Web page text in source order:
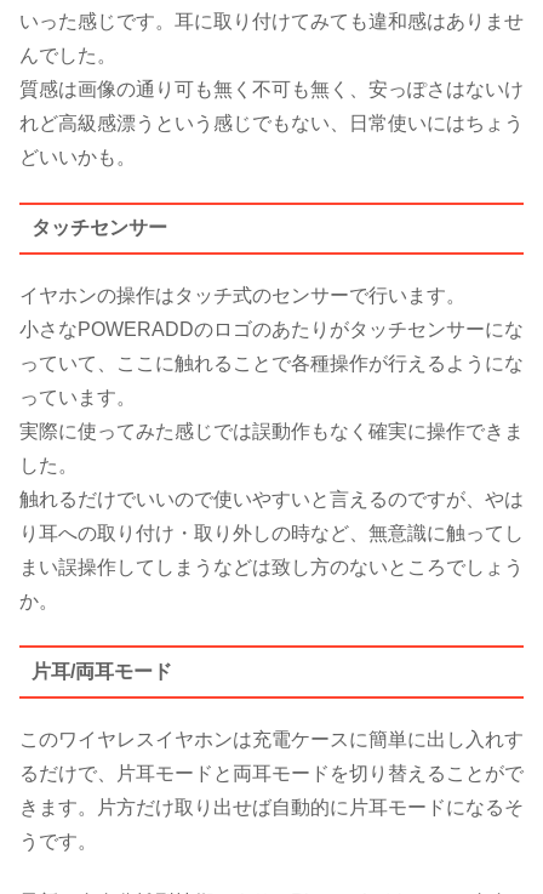
いった感じです。耳に取り付けてみても違和感はありませ
んでした。
質感は画像の通り可も無く不可も無く、安っぽさはないけ
れど高級感漂うという感じでもない、日常使いにはちょう
どいいかも。
タッチセンサー
イヤホンの操作はタッチ式のセンサーで行います。
小さなPOWERADDのロゴのあたりがタッチセンサーにな
っていて、ここに触れることで各種操作が行えるようにな
っています。
実際に使ってみた感じでは誤動作もなく確実に操作できま
した。
触れるだけでいいので使いやすいと言えるのですが、やは
り耳への取り付け・取り外しの時など、無意識に触ってし
まい誤操作してしまうなどは致し方のないところでしょう
か。
片耳/両耳モード
このワイヤレスイヤホンは充電ケースに簡単に出し入れす
るだけで、片耳モードと両耳モードを切り替えることがで
きます。片方だけ取り出せば自動的に片耳モードになるそ
うです。